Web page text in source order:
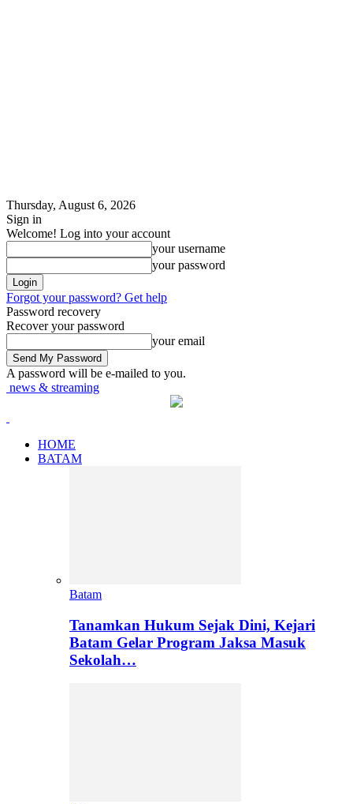
Thursday, August 6, 2026
Sign in
Welcome! Log into your account
your username
your password
Forgot your password? Get help
Password recovery
Recover your password
your email
A password will be e-mailed to you.
news & streaming
HOME
BATAM
Batam
Tanamkan Hukum Sejak Dini, Kejari
Batam Gelar Program Jaksa Masuk
Sekolah…